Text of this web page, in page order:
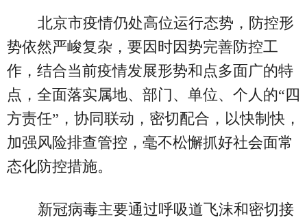
北京市疫情仍处高位运行态势，防控形
势依然严峻复杂，要因时因势完善防控工
作，结合当前疫情发展形势和点多面广的特
点，全面落实属地、部门、单位、个人的“四
方责任”，协同联动，密切配合，以快制快，
加强风险排查管控，毫不松懈抓好社会面常
态化防控措施。
新冠病毒主要通过呼吸道飞沫和密切接